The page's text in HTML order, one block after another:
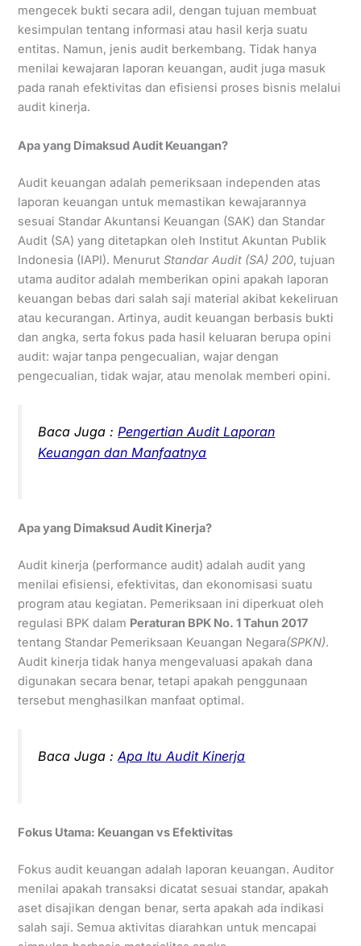
mengecek bukti secara adil, dengan tujuan membuat
kesimpulan tentang informasi atau hasil kerja suatu
entitas. Namun, jenis audit berkembang. Tidak hanya
menilai kewajaran laporan keuangan, audit juga masuk
pada ranah efektivitas dan efisiensi proses bisnis melalui
audit kinerja.
Apa yang Dimaksud Audit Keuangan?
Audit keuangan adalah pemeriksaan independen atas
laporan keuangan untuk memastikan kewajarannya
sesuai Standar Akuntansi Keuangan (SAK) dan Standar
Audit (SA) yang ditetapkan oleh Institut Akuntan Publik
Indonesia (IAPI). MenurutStandar Audit (SA) 200, tujuan
utama auditor adalah memberikan opini apakah laporan
keuangan bebas dari salah saji material akibat kekeliruan
atau kecurangan. Artinya, audit keuangan berbasis bukti
dan angka, serta fokus pada hasil keluaran berupa opini
audit: wajar tanpa pengecualian, wajar dengan
pengecualian, tidak wajar, atau menolak memberi opini.
Baca Juga : Pengertian Audit Laporan
Keuangan dan Manfaatnya
Apa yang Dimaksud Audit Kinerja?
Audit kinerja (performance audit) adalah audit yang
menilai efisiensi, efektivitas, dan ekonomisasi suatu
program atau kegiatan. Pemeriksaan ini diperkuat oleh
regulasi BPK dalam Peraturan BPK No. 1 Tahun 2017
tentang Standar Pemeriksaan Keuangan Negara(SPKN).
Audit kinerja tidak hanya mengevaluasi apakah dana
digunakan secara benar, tetapi apakah penggunaan
tersebut menghasilkan manfaat optimal.
Baca Juga :Apa Itu Audit Kinerja
Fokus Utama: Keuangan vs Efektivitas
Fokus audit keuangan adalah laporan keuangan. Auditor
menilai apakah transaksi dicatat sesuai standar, apakah
aset disajikan dengan benar, serta apakah ada indikasi
salah saji. Semua aktivitas diarahkan untuk mencapai